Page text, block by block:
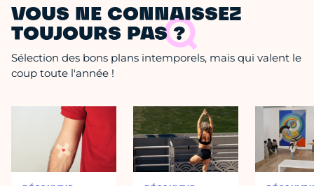
VOUS NE CONNAISSEZ
TOUJOURS PAS ?
Sélection des bons plans intemporels, mais qui valent le
coup toute l'année !